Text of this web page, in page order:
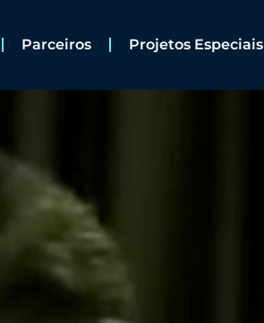
Parceiros Projetos Especiais